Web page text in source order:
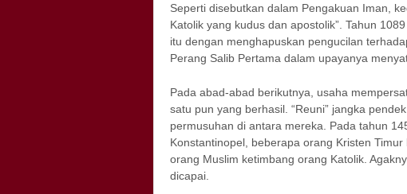
Seperti disebutkan dalam Pengakuan Iman,
Katolik yang kudus dan apostolik”. Tahun
itu dengan menghapuskan pengucilan
Perang Salib Pertama dalam upayanya
Pada abad-abad berikutnya, usaha
satu pun yang berhasil. “Reuni” jangka
permusuhan di antara mereka. Pada tahun
Konstantinopel, beberapa orang Kristen
orang Muslim ketimbang orang Katolik.
dicapai.